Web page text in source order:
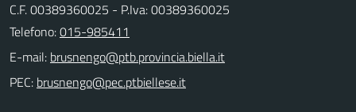
C.F. 00389360025 - P.Iva: 00389360025
Telefono:015-985411
E-mail:
PEC: